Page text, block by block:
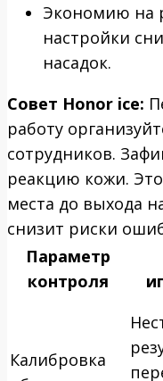
Экономию на
настройки
насадок.
Совет Honor ice:
работу
сотрудников.
реакцию кожи.
места до выхода
снизит риски
Параметр
контроля
Калибровка